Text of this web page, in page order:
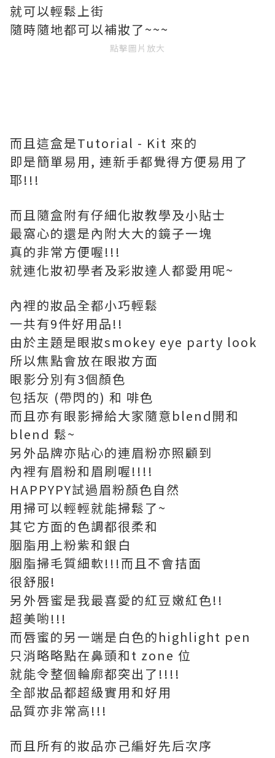
就可以輕鬆上街
隨時隨地都可以補妝了~~~
點擊圖片放大
而且這盒是Tutorial - Kit 來的
即是簡單易用, 連新手都覺得方便易用了
耶!!!
而且隨盒附有仔細化妝教學及小貼士
最窩心的還是內附大大的鏡子一塊
真的非常方便喔!!!
就連化妝初學者及彩妝達人都愛用呢~
內裡的妝品全都小巧輕鬆
一共有9件好用品!!
由於主題是眼妝smokey eye party look
所以焦點會放在眼妝方面
眼影分別有3個顏色
包括灰 (帶閃的) 和 啡色
而且亦有眼影掃給大家隨意blend開和
blend 鬆~
另外品牌亦貼心的連眉粉亦照顧到
內裡有眉粉和眉刷喔!!!!
HAPPYPY試過眉粉顏色自然
用掃可以輕輕就能掃鬆了~
其它方面的色調都很柔和
胭脂用上粉紫和銀白
胭脂掃毛質細軟!!!而且不會拮面
很舒服!
另外唇蜜是我最喜愛的紅豆嫩紅色!!
超美喲!!!
而唇蜜的另一端是白色的highlight pen
只消略略點在鼻頭和t zone 位
就能令整個輪廓都突出了!!!!
全部妝品都超級實用和好用
品質亦非常高!!!
而且所有的妝品亦己編好先后次序